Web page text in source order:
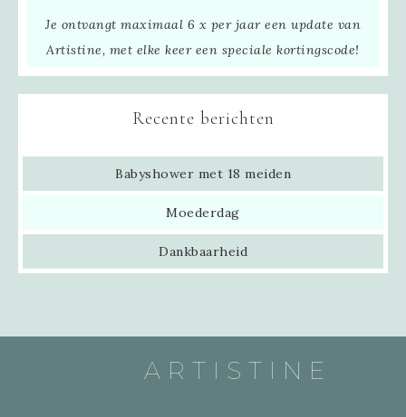
Je ontvangt maximaal 6 x per jaar een update van
Artistine, met elke keer een speciale kortingscode!
Recente berichten
Babyshower met 18 meiden
Moederdag
Dankbaarheid
ARTISTINE